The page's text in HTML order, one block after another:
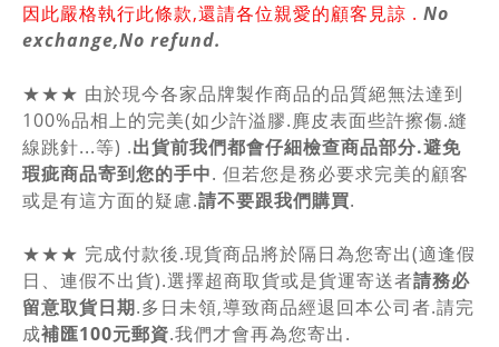
因此嚴格執行此條款,還請各位親愛的顧客見諒 . No
exchange,No refund.
★★★ 由於現今各家品牌製作商品的品質絕無法達到
100%品相上的完美(如少許溢膠.麂皮表面些許擦傷.縫
線跳針...等) .出貨前我們都會仔細檢查商品部分.避免
瑕疵商品寄到您的手中. 但若您是務必要求完美的顧客
或是有這方面的疑慮.請不要跟我們購買.
★★★ 完成付款後.現貨商品將於隔日為您寄出(適逢假
日、連假不出貨).選擇超商取貨或是貨運寄送者請務必
留意取貨日期.多日未領,導致商品經退回本公司者.請完
成補匯100元郵資.我們才會再為您寄出.